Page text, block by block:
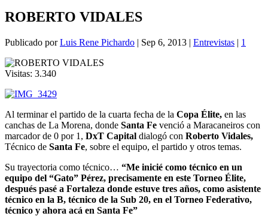
ROBERTO VIDALES
Publicado porLuis Rene Pichardo | Sep 6, 2013 | Entrevistas | 1
Visitas: 3.340
Al terminar el partido de la cuarta fecha de la Copa Élite, en las
canchas de La Morena, donde Santa Fe venció a Maracaneiros con
marcador de 0 por 1, DxT Capital dialogó con Roberto Vidales,
Técnico de Santa Fe, sobre el equipo, el partido y otros temas.
Su trayectoria como técnico… “Me inicié como técnico en un
equipo del “Gato” Pérez, precisamente en este Torneo Élite,
después pasé a Fortaleza donde estuve tres años, como asistente
técnico en la B, técnico de la Sub 20, en el Torneo Federativo,
técnico y ahora acá en Santa Fe”